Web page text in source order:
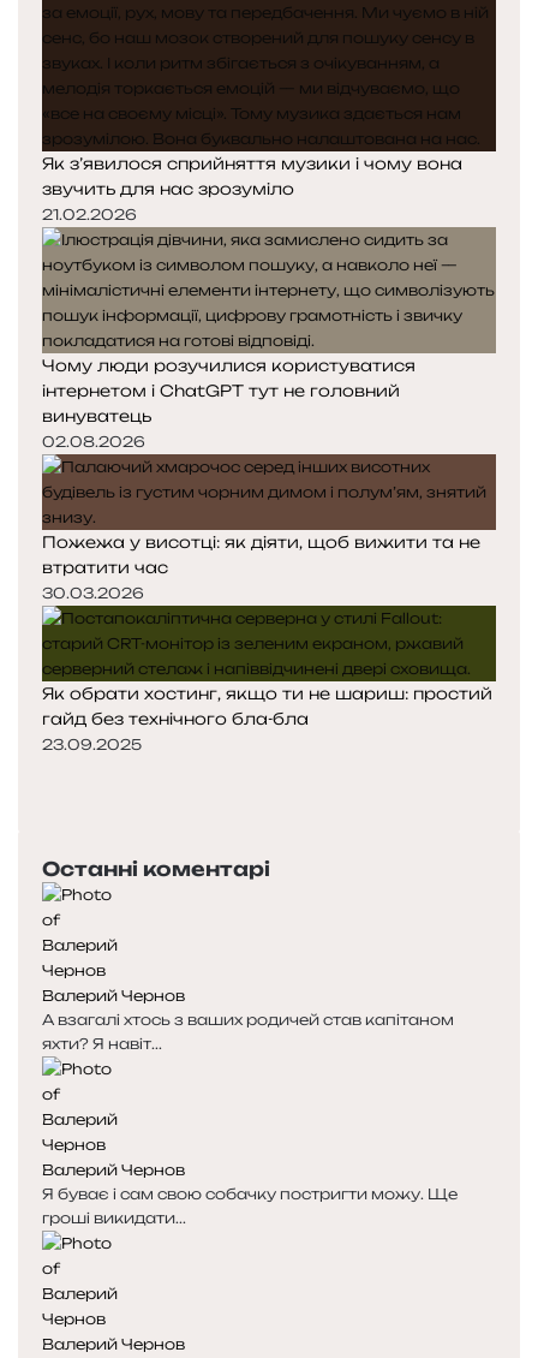
Як з’явилося сприйняття музики і чому вона
звучить для нас зрозуміло
21.02.2026
Чому люди розучилися користуватися
інтернетом і ChatGPT тут не головний
винуватець
02.08.2026
Пожежа у висотці: як діяти, щоб вижити та не
втратити час
30.03.2026
Як обрати хостинг, якщо ти не шариш: простий
гайд без технічного бла-бла
23.09.2025
р
е
д
н
я
с
т
о
р
і
н
к
а
т
у
п
н
а
с
т
о
р
і
н
к
а
Останні коментарі
Валерий Чернов
А взагалі хтось з ваших родичей став капітаном
яхти? Я навіт...
Валерий Чернов
Я буває і сам свою собачку постригти можу. Ще
гроші викидати...
Валерий Чернов